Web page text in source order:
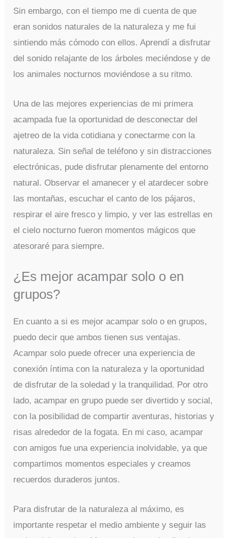
Sin embargo, con el tiempo me di cuenta de que
eran sonidos naturales de la naturaleza y me fui
sintiendo más cómodo con ellos. Aprendí a disfrutar
del sonido relajante de los árboles meciéndose y de
los animales nocturnos moviéndose a su ritmo.
Una de las mejores experiencias de mi primera
acampada fue la oportunidad de desconectar del
ajetreo de la vida cotidiana y conectarme con la
naturaleza. Sin señal de teléfono y sin distracciones
electrónicas, pude disfrutar plenamente del entorno
natural. Observar el amanecer y el atardecer sobre
las montañas, escuchar el canto de los pájaros,
respirar el aire fresco y limpio, y ver las estrellas en
el cielo nocturno fueron momentos mágicos que
atesoraré para siempre.
¿Es mejor acampar solo o en
grupos?
En cuanto a si es mejor acampar solo o en grupos,
puedo decir que ambos tienen sus ventajas.
Acampar solo puede ofrecer una experiencia de
conexión íntima con la naturaleza y la oportunidad
de disfrutar de la soledad y la tranquilidad. Por otro
lado, acampar en grupo puede ser divertido y social,
con la posibilidad de compartir aventuras, historias y
risas alrededor de la fogata. En mi caso, acampar
con amigos fue una experiencia inolvidable, ya que
compartimos momentos especiales y creamos
recuerdos duraderos juntos.
Para disfrutar de la naturaleza al máximo, es
importante respetar el medio ambiente y seguir las